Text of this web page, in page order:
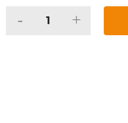
- +